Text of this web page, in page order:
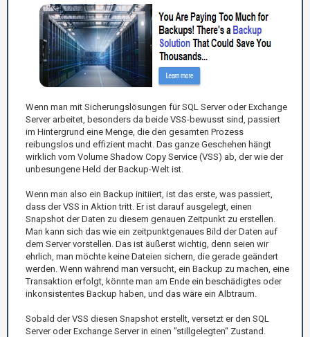
Wenn man mit Sicherungslösungen für SQL Server oder Exchange
Server arbeitet, besonders da beide VSS-bewusst sind, passiert
im Hintergrund eine Menge, die den gesamten Prozess
reibungslos und effizient macht. Das ganze Geschehen hängt
wirklich vom Volume Shadow Copy Service (VSS) ab, der wie der
unbesungene Held der Backup-Welt ist.
Wenn man also ein Backup initiiert, ist das erste, was passiert,
dass der VSS in Aktion tritt. Er ist darauf ausgelegt, einen
Snapshot der Daten zu diesem genauen Zeitpunkt zu erstellen.
Man kann sich das wie ein zeitpunktgenaues Bild der Daten auf
dem Server vorstellen. Das ist äußerst wichtig, denn seien wir
ehrlich, man möchte keine Dateien sichern, die gerade geändert
werden. Wenn während man versucht, ein Backup zu machen, eine
Transaktion erfolgt, könnte man am Ende ein beschädigtes oder
inkonsistentes Backup haben, und das wäre ein Albtraum.
Sobald der VSS diesen Snapshot erstellt, versetzt er den SQL
Server oder Exchange Server in einen "stillgelegten“ Zustand.